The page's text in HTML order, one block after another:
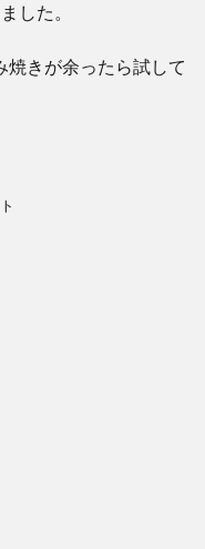
した。
きが余ったら試して